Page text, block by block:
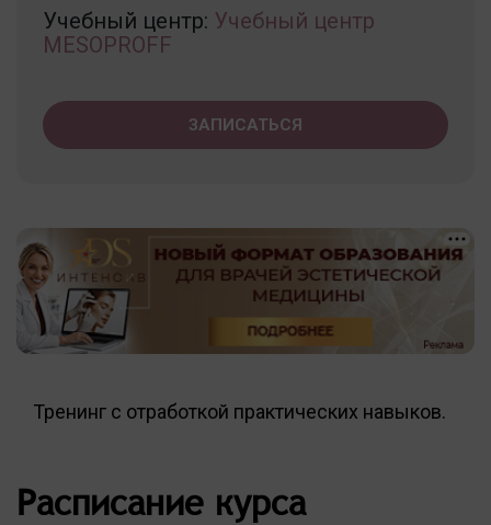
Учебный центр: Учебный центр
MESOPROFF
ЗАПИСАТЬСЯ
Тренинг с отработкой практических навыков.
Расписание курса